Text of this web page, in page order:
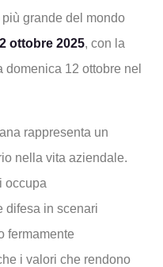
grande del mondo
ottobre 2025, con la
12 ottobre nel
rappresenta un
nella vita aziendale.
occupa
difesa in scenari
fermamente
i valori che rendono